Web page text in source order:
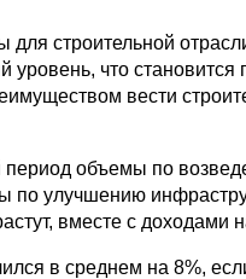
строительной
что
вести
объемы по
улучшению
вместе с доходами
в среднем на 8%,